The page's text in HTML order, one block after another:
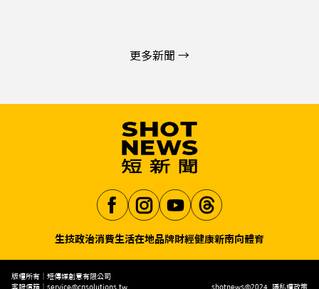
更多新聞 →
Aa
生技政治消費生活在地品牌財經健康新南向體育
版權所有｜短傳媒創意有限公司
客服信箱｜ service@cnsolutions.tw shotnews@2024 隱私權政策